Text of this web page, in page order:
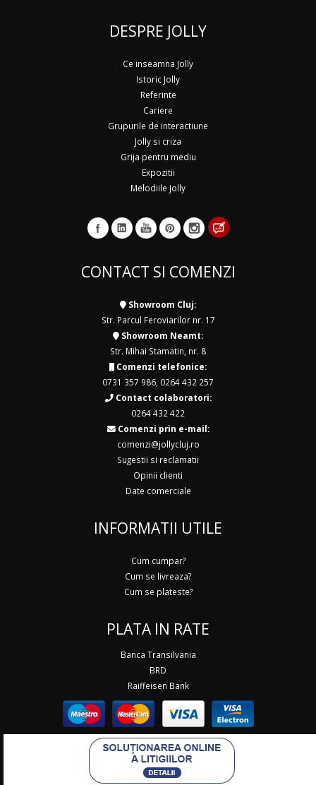
DESPRE JOLLY
Ce inseamna Jolly
Istoric Jolly
Referinte
Cariere
Grupurile de interactiune
Jolly si criza
Grija pentru mediu
Expozitii
Melodiile Jolly
CONTACT SI COMENZI
Showroom Cluj:
Str. Parcul Feroviarilor nr. 17
Showroom Neamt:
Str. Mihai Stamatin, nr. 8
Comenzi telefonice:
0731 357 986 0264 432 257
Contact colaboratori:
0264 432 422
Comenzi prin e-mail:
comenzi@jollycluj.ro
Sugestii si reclamatii
Opinii clienti
Date comerciale
INFORMATII UTILE
Cum cumpar?
Cum se livreaza?
Cum se plateste?
PLATA IN RATE
Banca Transilvania
BRD
Raiffeisen Bank